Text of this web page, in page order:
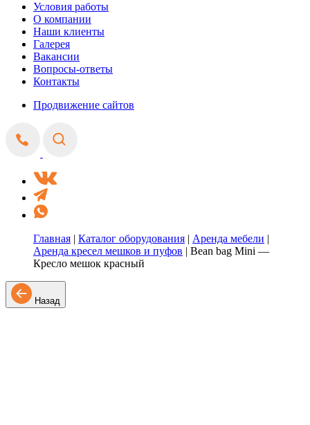
Условия работы
О компании
Наши клиенты
Галерея
Вакансии
Вопросы-ответы
Контакты
Продвижение сайтов
Главная | Каталог оборудования | Аренда мебели |
Аренда кресел мешков и пуфов | Bean bag Mini —
Кресло мешок красный
Назад